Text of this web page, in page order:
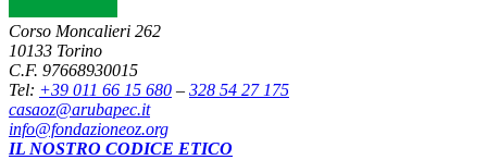
Corso Moncalieri 262
10133 Torino
C.F. 97668930015
Tel: +39 011 66 15 680 – 328 54 27 175
casaoz@arubapec.it
info@fondazioneoz.org
IL NOSTRO CODICE ETICO